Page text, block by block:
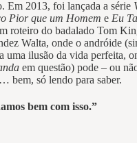
Em 2013, foi lançada a série
Pior que um Homem e Eu
roteiro do badalado Tom
Walta, onde o andróide
uma ilusão da vida perfeita,
em questão) pode – ou
bem, só lendo para saber.
bem com isso.”